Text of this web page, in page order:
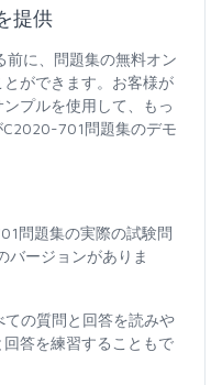
提供
に、問題集の無料オン
ができます。お客様が
プルを使用して、もっ
701問題集のデモ
問題集の実際の試験問
バージョンがありま
の質問と回答を読みや
答を練習することもで